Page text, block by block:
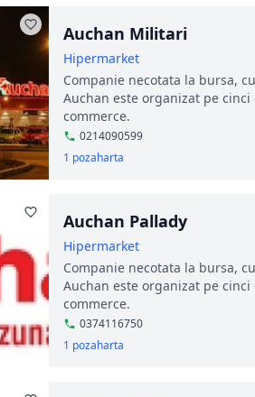
Auchan Militari
Hipermarket
Companie necotata la bursa,
Auchan este organizat pe
commerce.
0214090599
1 pozaharta
Auchan Pallady
Hipermarket
Companie necotata la bursa,
Auchan este organizat pe
commerce.
0374116750
1 pozaharta